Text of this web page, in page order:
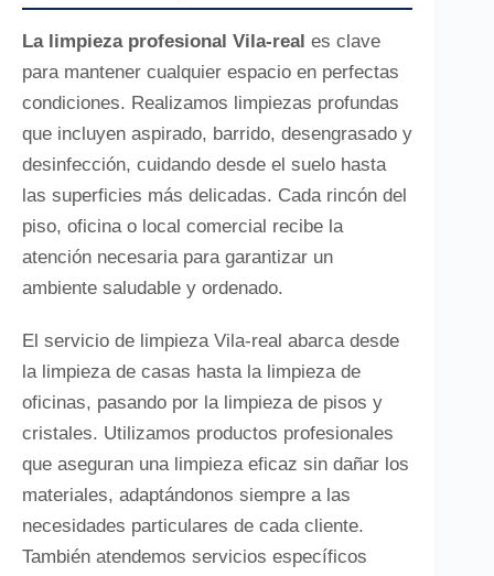
La limpieza profesional Vila-real es clave
para mantener cualquier espacio en perfectas
condiciones. Realizamos limpiezas profundas
que incluyen aspirado, barrido, desengrasado y
desinfección, cuidando desde el suelo hasta
las superficies más delicadas. Cada rincón del
piso, oficina o local comercial recibe la
atención necesaria para garantizar un
ambiente saludable y ordenado.
El servicio de limpieza Vila-real abarca desde
la limpieza de casas hasta la limpieza de
oficinas, pasando por la limpieza de pisos y
cristales. Utilizamos productos profesionales
que aseguran una limpieza eficaz sin dañar los
materiales, adaptándonos siempre a las
necesidades particulares de cada cliente.
También atendemos servicios específicos